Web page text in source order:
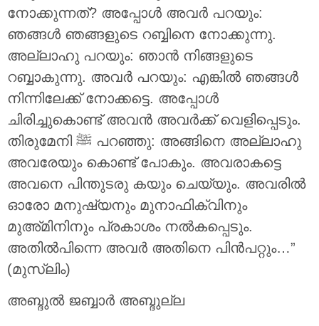
നോക്കുന്നത്? അപ്പോൾ അവർ പറയും:
ഞങ്ങൾ ഞങ്ങളുടെ റബ്ബിനെ നോക്കുന്നു.
അല്ലാഹു പറയും: ഞാൻ നിങ്ങളുടെ
റബ്ബാകുന്നു. അവർ പറയും: എങ്കിൽ ഞങ്ങൾ
നിന്നിലേക്ക് നോക്കട്ടെ. അപ്പോൾ
ചിരിച്ചുകൊണ്ട് അവൻ അവർക്ക് വെളിപ്പെടും.
തിരുമേനി ‎ﷺ പറഞ്ഞു: അങ്ങിനെ അല്ലാഹു
അവരേയും കൊണ്ട് പോകും. അവരാകട്ടെ
അവനെ പിന്തുടരു കയും ചെയ്യും. അവരിൽ
ഓരോ മനുഷ്യനും മുനാഫിക്വിനും
മുഅ്മിനിനും പ്രകാശം നൽകപ്പെടും.
അതിൽപിന്നെ അവർ അതിനെ പിൻപറ്റും…”
(മുസ്‌ലിം)
അബ്ദുൽ ജബ്ബാർ അബ്ദുല്ല